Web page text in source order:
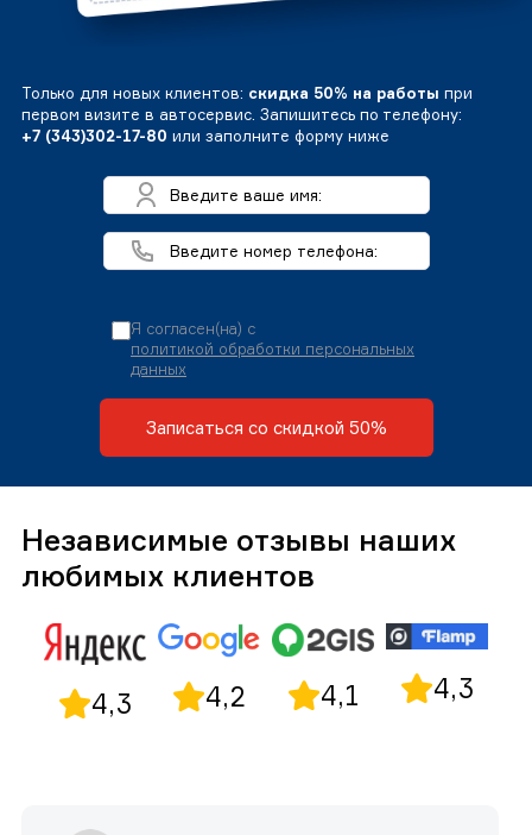
Только для новых клиентов: скидка 50% на работы при
первом визите в автосервис. Запишитесь по телефону:
+7 (343)302-17-80 или заполните форму ниже
Я согласен(на) с
политикой обработки персональных
данных
Записаться со скидкой 50%
Независимые отзывы наших
любимых клиентов
4,3 4,2 4,1 4,3